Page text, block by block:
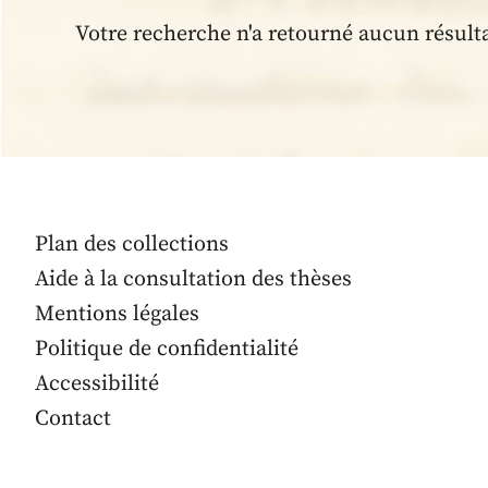
Votre recherche n'a retourné aucun
Plan des collections
Aide à la consultation des thèses
Mentions légales
Politique de confidentialité
Accessibilité
Contact